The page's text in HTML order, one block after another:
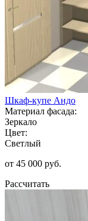
Шкаф-купе Андо
Материал фасада:
Зеркало
Цвет:
Светлый
от 45 000 руб.
Рассчитать